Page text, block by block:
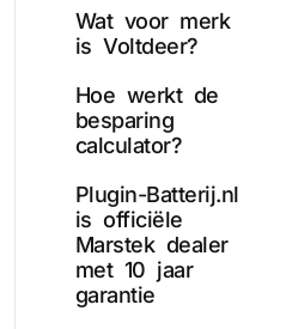
Wat voor merk
is Voltdeer?
Hoe werkt de
besparing
calculator?
Plugin-Batterij.nl
is officiële
Marstek dealer
met 10 jaar
garantie